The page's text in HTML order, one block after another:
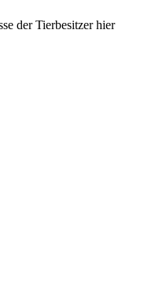
der Tierbesitzer hier